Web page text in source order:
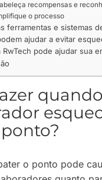
recompensas e
o processo
ferramentas e sistemas
ajudar a evitar
RwTech pode ajudar sua
o ponto pode